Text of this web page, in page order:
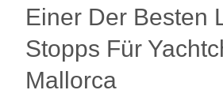
Einer Der Besten
Stopps Für
Mallorca